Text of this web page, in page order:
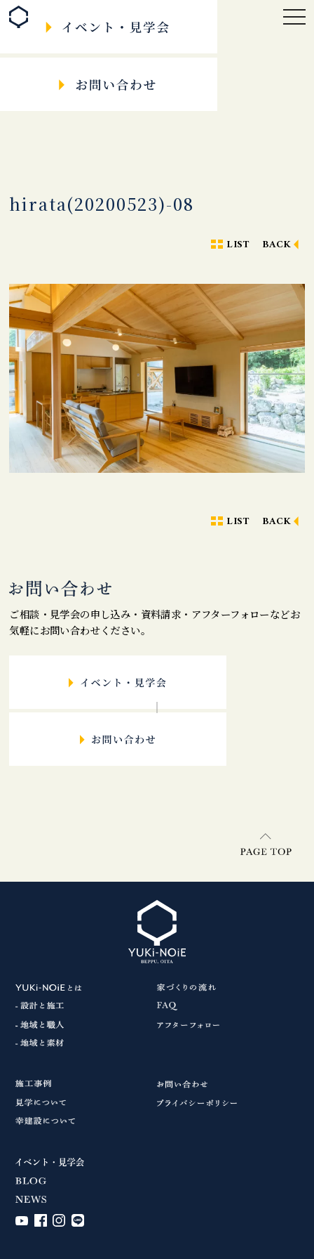
hirata(20200523)-08
LIST BACK
LIST BACK
ご相談・見学会の申し込み・資料請求・アフターフォローなどお
気軽にお問い合わせください。